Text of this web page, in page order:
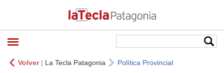
Volver| La Tecla Patagonia Política Provincial